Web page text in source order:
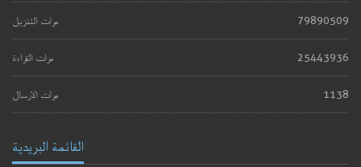
مرات التنزيل 79890509
مرات القراءة 25443936
مرات الارسال 1138
القائمة البريدية